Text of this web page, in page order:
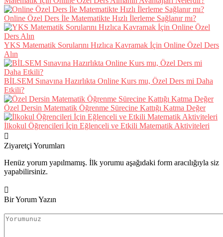
Online Özel Ders İle Matematikte Hızlı İlerleme Sağlanır mı?
YKS Matematik Sorularını Hızlıca Kavramak İçin Online Özel Ders
Alın
BİLSEM Sınavına Hazırlıkta Online Kurs mu, Özel Ders mi Daha
Etkili?
Özel Dersin Matematik Öğrenme Sürecine Kattığı Katma Değer
İlkokul Öğrencileri İçin Eğlenceli ve Etkili Matematik Aktiviteleri
Ziyaretçi Yorumları
Henüz yorum yapılmamış. İlk yorumu aşağıdaki form aracılığıyla siz
yapabilirsiniz.
Bir Yorum Yazın